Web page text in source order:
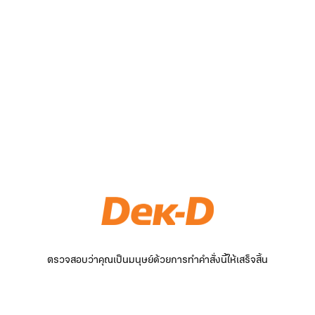
ตรวจสอบว่าคุณเป็นมนุษย์ด้วยการทำคำสั่งนี้ให้เสร็จสิ้น